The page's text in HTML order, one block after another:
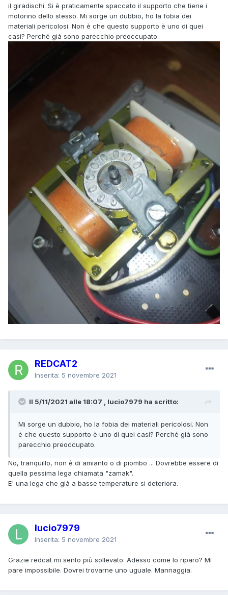
il giradischi. Si è praticamente spaccato il supporto che tiene i
motorino dello stesso. Mi sorge un dubbio, ho la fobia dei
materiali pericolosi. Non è che questo supporto è uno di quei
casi? Perché già sono parecchio preoccupato.
REDCAT2
Inserita: 5 novembre 2021
Il 5/11/2021 alle 18:07 , lucio7979 ha scritto:
Mi sorge un dubbio, ho la fobia dei materiali pericolosi. Non
è che questo supporto è uno di quei casi? Perché già sono
parecchio preoccupato.
No, tranquillo, non è di amianto o di piombo ... Dovrebbe essere di
quella pessima lega chiamata "zamak".
E' una lega che già a basse temperature si deteriora.
lucio7979
Inserita: 5 novembre 2021
Grazie redcat mi sento più sollevato. Adesso come lo riparo? Mi
pare impossibile. Dovrei trovarne uno uguale. Mannaggia.